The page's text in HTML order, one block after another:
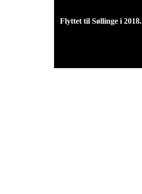
Flyttet til Søllinge i 2018.